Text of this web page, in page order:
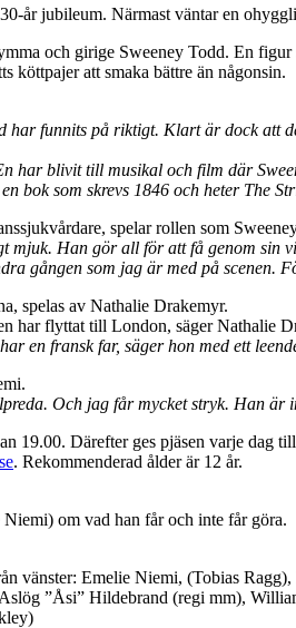
år jubileum. Närmast väntar en
och girige Sweeney Todd. En
köttpajer att smaka bättre än någonsin.
har funnits på riktigt. Klart är dock att
har blivit till musikal och film där
bok som skrevs 1846 och heter The
spelar rollen som
mjuk. Han gör all för att få genom sin
gången som jag är med på scenen.
spelas av Nathalie Drakemyr.
har flyttat till London, säger Nathalie
en fransk far, säger hon med ett
Och jag får mycket stryk. Han är
19.00. Därefter ges pjäsen varje dag
. Rekommenderad ålder är 12 år.
om vad han får och inte får göra.
vänster: Emelie Niemi, (Tobias
”Åsi” Hildebrand (regi mm),